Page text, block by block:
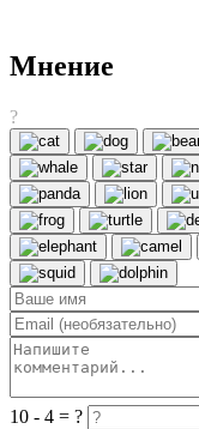
Мнение
?
10 - 4 = ?